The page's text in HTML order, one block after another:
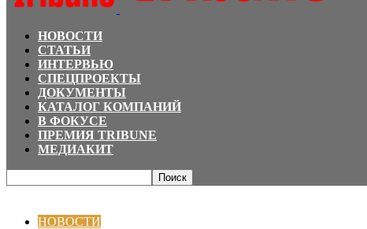
НОВОСТИ
СТАТЬИ
ИНТЕРВЬЮ
СПЕЦПРОЕКТЫ
ДОКУМЕНТЫ
КАТАЛОГ КОМПАНИЙ
В ФОКУСЕ
ПРЕМИЯ TRIBUNE
МЕДИАКИТ
НОВОСТИ